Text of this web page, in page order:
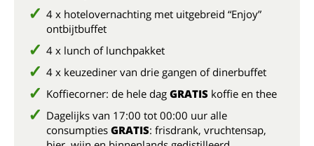
4 x hotelovernachting met uitgebreid “Enjoy”
ontbijtbuffet
4 x lunch of lunchpakket
4 x keuzediner van drie gangen of dinerbuffet
Koffiecorner: de hele dag GRATIS koffie en thee
Dagelijks van 17:00 tot 00:00 uur alle
consumpties GRATIS: frisdrank, vruchtensap,